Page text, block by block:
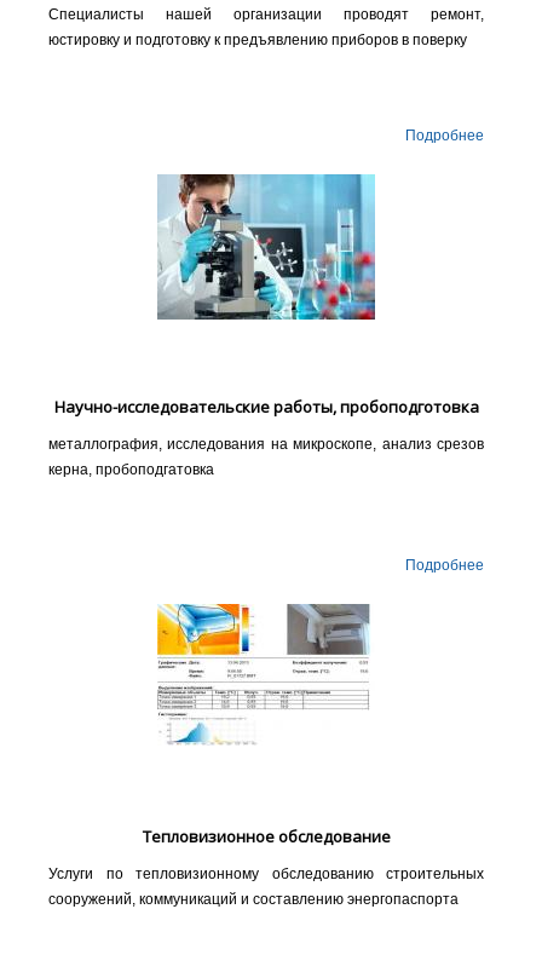
Специалисты нашей организации проводят ремонт,
юстировку и подготовку к предъявлению приборов в поверку
Подробнее
Научно-исследовательские работы, пробоподготовка
металлография, исследования на микроскопе, анализ срезов
керна, пробоподгатовка
Подробнее
Тепловизионное обследование
Услуги по тепловизионному обследованию строительных
сооружений, коммуникаций и составлению энергопаспорта